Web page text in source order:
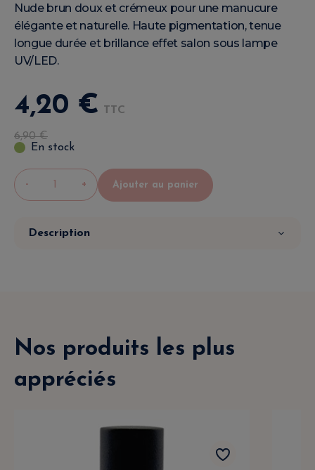
Nude brun doux et crémeux pour une manucure
élégante et naturelle. Haute pigmentation, tenue
longue durée et brillance effet salon sous lampe
UV/LED.
4,20 € TTC
6,90€
En stock
- + Ajouter au panier
Description
Nos produits les plus
appréciés